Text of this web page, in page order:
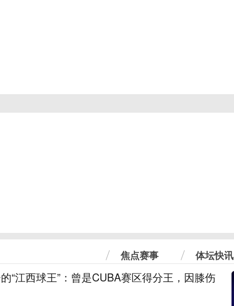
焦点赛事 体坛快讯
“江西球王”：曾是CUBA赛区得分王，因膝伤